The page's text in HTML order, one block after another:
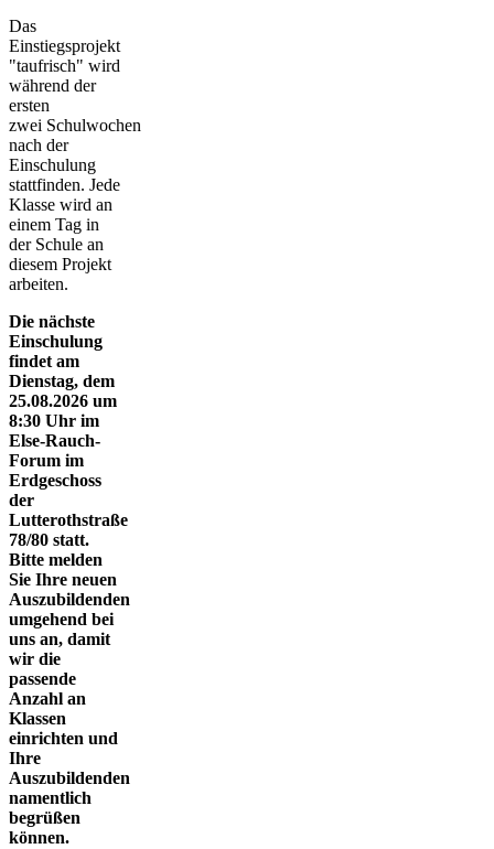
Das
Einstiegsprojekt
"taufrisch" wird
während der
ersten
zwei Schulwochen
nach der
Einschulung
stattfinden. Jede
Klasse wird an
einem Tag in
der Schule an
diesem Projekt
arbeiten.
Die nächste
Einschulung
findet am
Dienstag, dem
25.08.2026 um
8:30 Uhr im
Else-Rauch-
Forum im
Erdgeschoss
der
Lutterothstraße
78/80 statt.
Bitte melden
Sie Ihre neuen
Auszubildenden
umgehend bei
uns an, damit
wir die
passende
Anzahl an
Klassen
einrichten und
Ihre
Auszubildenden
namentlich
begrüßen
können.